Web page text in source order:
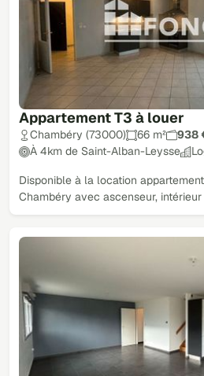
Appartement T3 à louer
Chambéry (73000) 66 m²
938
À 4km de Saint-Alban-Leysse
Disponible à la location
Chambéry avec ascenseur,